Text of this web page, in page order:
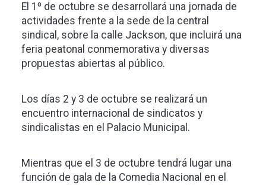
El 1º de octubre se desarrollará una jornada de
actividades frente a la sede de la central
sindical, sobre la calle Jackson, que incluirá una
feria peatonal conmemorativa y diversas
propuestas abiertas al público.
Los días 2 y 3 de octubre se realizará un
encuentro internacional de sindicatos y
sindicalistas en el Palacio Municipal.
Mientras que el 3 de octubre tendrá lugar una
función de gala de la Comedia Nacional en el